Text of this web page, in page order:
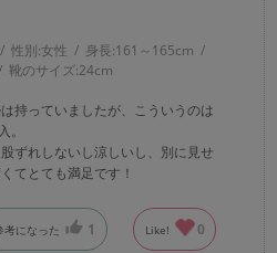
性別:女性 身長:161～165cm
靴のサイズ:24cm
持っていましたが、こういうのは
ずれしないし涼しいし、別に見せ
てとても満足です！
考になった 1 Like! 0